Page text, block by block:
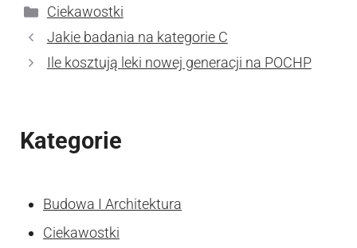
Kategorie
Ciekawostki
Jakie badania na kategorie C
Ile kosztują leki nowej generacji na POCHP
Kategorie
Budowa I Architektura
Ciekawostki